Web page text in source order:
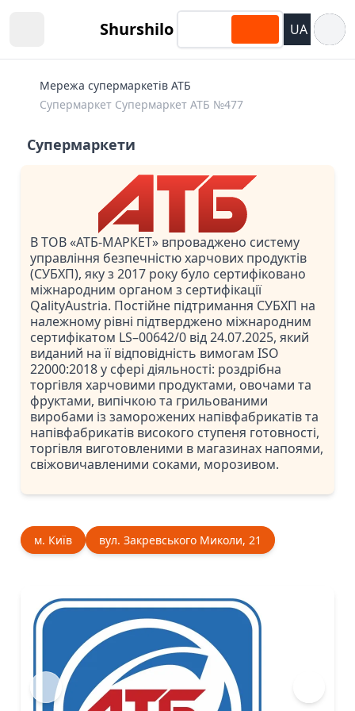
Shurshilo UA
Мережа супермаркетів АТБ
Супермаркет Супермаркет АТБ №477
Супермаркети
В ТОВ «АТБ-МАРКЕТ» впроваджено систему
управління безпечністю харчових продуктів
(СУБХП), яку з 2017 року було сертифіковано
міжнародним органом з сертифікації
QalityAustria. Постійне підтримання СУБХП на
належному рівні підтверджено міжнародним
сертифікатом LS–00642/0 від 24.07.2025, який
виданий на її відповідність вимогам ISO
22000:2018 у сфері діяльності: роздрібна
торгівля харчовими продуктами, овочами та
фруктами, випічкою та грильованими
виробами із заморожених напівфабрикатів та
напівфабрикатів високого ступеня готовності,
торгівля виготовленими в магазинах напоями,
свіжовичавленими соками, морозивом.
м. Київ вул. Закревського Миколи, 21